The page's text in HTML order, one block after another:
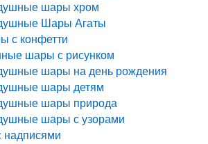
шары хром
Шары Агаты
с конфетти
шары с рисунком
шары на день рождения
шары детям
шары природа
шары с узорами